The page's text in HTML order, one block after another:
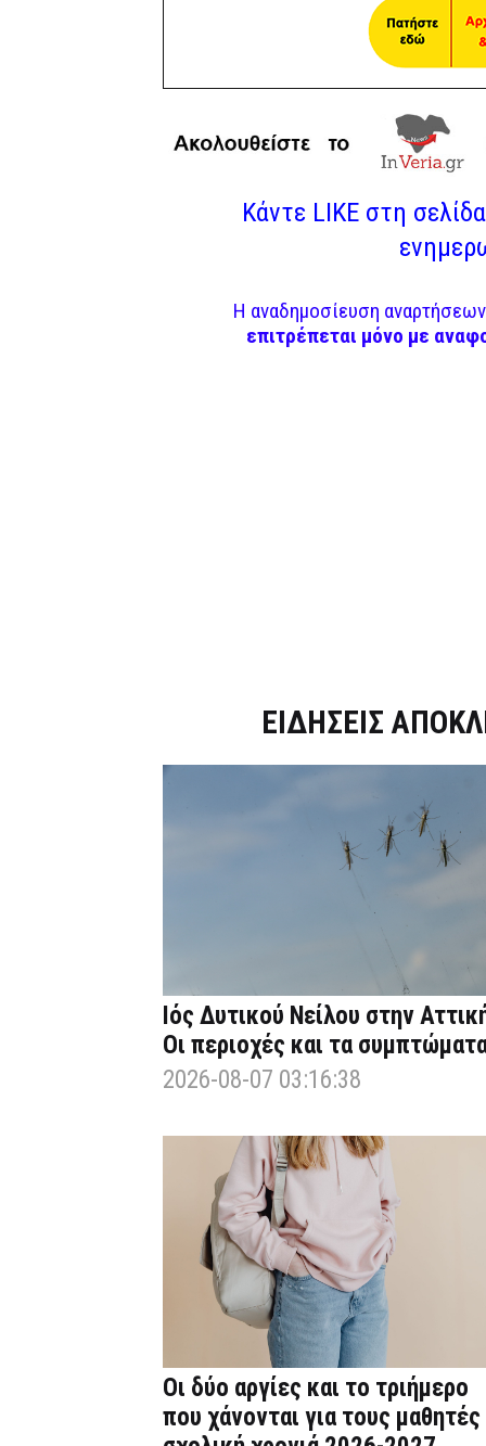
Κάντε LIKE στη
Η αναδημοσίευση
επιτρέπεται μόνο με
ΕΙΔΗΣΕΙΣ
Ιός Δυτικού Νείλου στην
Οι περιοχές και τα
2026-08-07 03:16:38
Οι δύο αργίες και το τριήμερο
που χάνονται για τους μαθητές